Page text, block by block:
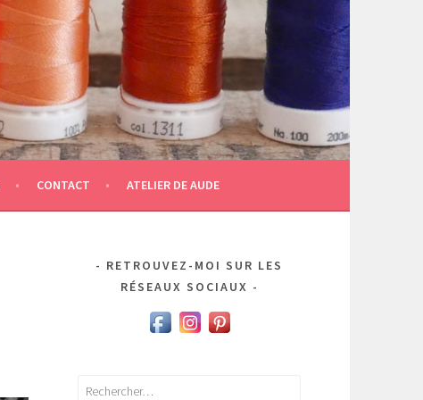
CONTACT ATELIER DE AUDE
RETROUVEZ-MOI SUR LES
RÉSEAUX SOCIAUX
Rechercher :